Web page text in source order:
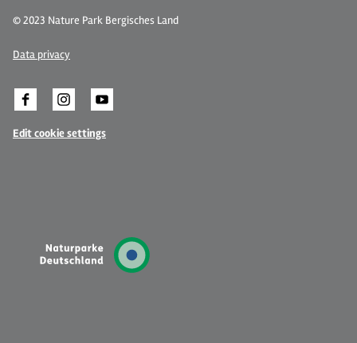
© 2023 Nature Park Bergisches Land
Data privacy
Edit cookie settings